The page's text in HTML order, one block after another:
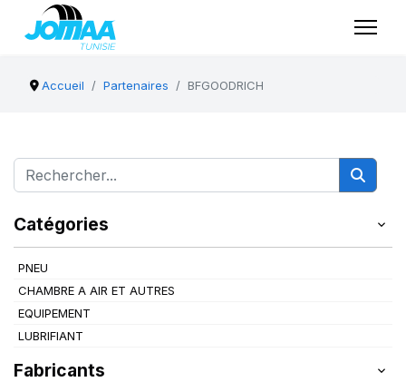
Accueil Partenaires BFGOODRICH
Catégories
PNEU
CHAMBRE A AIR ET AUTRES
EQUIPEMENT
LUBRIFIANT
Fabricants